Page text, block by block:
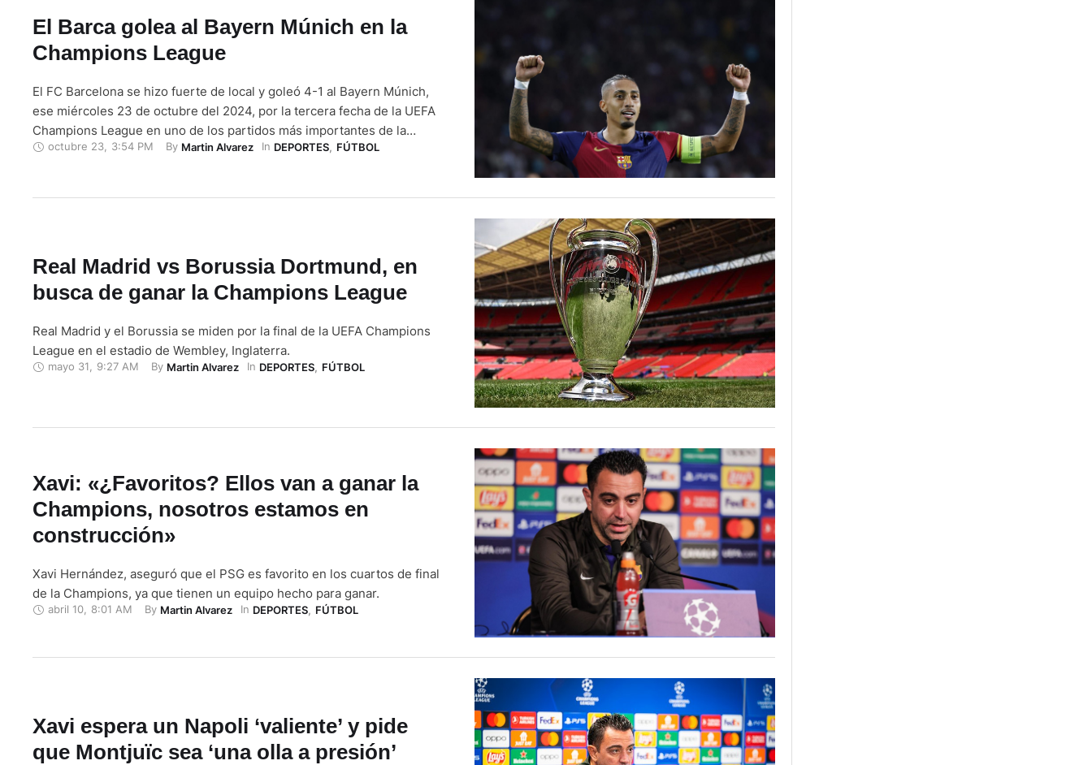
El Barca golea al Bayern Múnich en la
Champions League
El FC Barcelona se hizo fuerte de local y goleó 4-1 al Bayern Múnich,
ese miércoles 23 de octubre del 2024, por la tercera fecha de la UEFA
Champions League en uno de los partidos más importantes de la
jornada. El Barca arrancó con pie derecho y al minuto del partido,
octubre 23, 3:54 PM By Martin Alvarez In DEPORTES, FÚTBOL
Real Madrid vs Borussia Dortmund, en
busca de ganar la Champions League
Real Madrid y el Borussia se miden por la final de la UEFA Champions
League en el estadio de Wembley, Inglaterra.
mayo 31, 9:27 AM By Martin Alvarez In DEPORTES, FÚTBOL
Xavi: «¿Favoritos? Ellos van a ganar la
Champions, nosotros estamos en
construcción»
Xavi Hernández, aseguró que el PSG es favorito en los cuartos de final
de la Champions, ya que tienen un equipo hecho para ganar.
abril 10, 8:01 AM By Martin Alvarez In DEPORTES, FÚTBOL
Xavi espera un Napoli ‘valiente’ y pide
que Montjuïc sea ‘una olla a presión’